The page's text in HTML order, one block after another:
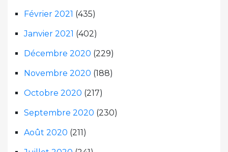
Février 2021 (435)
Janvier 2021 (402)
Décembre 2020 (229)
Novembre 2020 (188)
Octobre 2020 (217)
Septembre 2020 (230)
Août 2020 (211)